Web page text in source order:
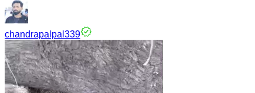
chandrapalpal339